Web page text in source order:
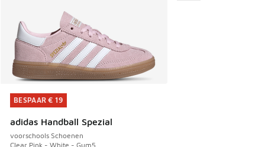
BESPAAR € 19
adidas Handball Spezial
voorschools Schoenen
Clear Pink - White - Gum5
BESPAAR € 19